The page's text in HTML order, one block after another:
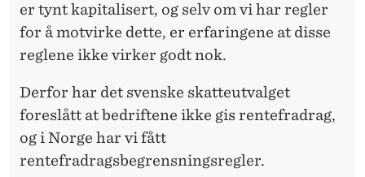
er tynt kapitalisert, og selv om vi har regler
for å motvirke dette, er erfaringene at disse
reglene ikke virker godt nok.
Derfor har det svenske skatteutvalget
foreslått at bedriftene ikke gis rentefradrag,
og i Norge har vi fått
rentefradragsbegrensningsregler.